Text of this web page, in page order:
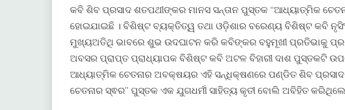
କବି ଶିବ ପ୍ରସାଦ ଶତପଥୀଙ୍କର ମାନସ ସନ୍ତାନ ପୁସ୍ତକ “ଆଧ୍ୟାତ୍ମିକ
ହୋଇଯାଇଛି । ବିଶିଷ୍ଟ ବ୍ୟକ୍ତିତ୍ୱ ତଥା ଓଡ଼ିଶାର ବରେଣ୍ୟ ବିଶିଷ୍ଟ କବି
ମୁଖ୍ୟଅତିଥି ଭାବରେ ଶୁଭ ଉଦଘାଟନ କରି କବିଙ୍କର ବହୁମୂଖୀ ପ୍ରତିଭାକୁ
ଅବସର ପ୍ରାପ୍ତ ପ୍ରାଧ୍ୟାପକ ବିଶିଷ୍ଟ କବି ଅଟଳ ବିହାରୀ ଦାଶ ପୁସ୍ତକଟି
ଆଧ୍ୟାତ୍ମିକ ଚେତନାର ଅବକ୍ଷୟର ଏହି ସନ୍ଧିକ୍ଷଣରେ ପଣ୍ଡିତ ଶିବ ପ୍ରସାଦ
ଚେତନାର ସ୍ଵର” ପୁସ୍ତକ ଏକ ଯୁଗଧର୍ମୀ ସାହିତ୍ୟ କୃତୀ ବୋଲି ଅବିହିତ କରିଥିଲେ